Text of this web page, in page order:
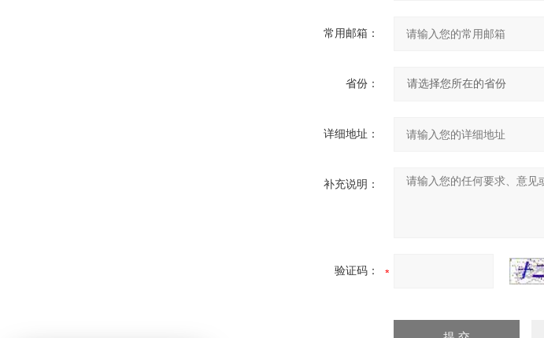
常用邮箱：
省份：
详细地址：
补充说明：
验证码：